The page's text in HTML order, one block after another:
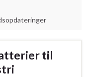
til